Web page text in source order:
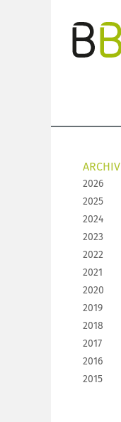
ARCHIV
2026
2025
2024
2023
2022
2021
2020
2019
2018
2017
2016
2015